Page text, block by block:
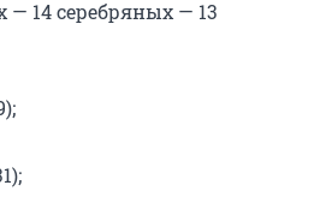
— 14 серебряных — 13